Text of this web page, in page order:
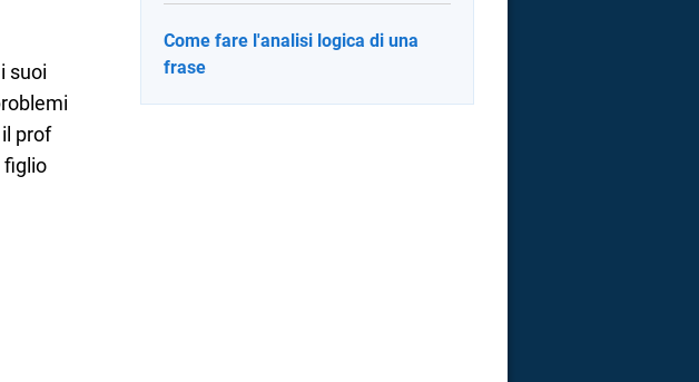
suoi
prof
figlio
Come fare l'analisi logica di una
frase